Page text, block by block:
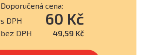
Doporučená cena:
s DPH
60 Kč
bez DPH 49,59 Kč